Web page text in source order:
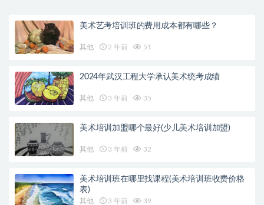
美术艺考培训班的费用成本都有哪些？
其他 2 年前 51
2024年武汉工程大学承认美术统考成绩
其他 3 年前 35
美术培训加盟哪个最好(少儿美术培训加盟)
其他 3 年前 32
美术培训班在哪里找课程(美术培训班收费价格
表)
其他 3 年前 39